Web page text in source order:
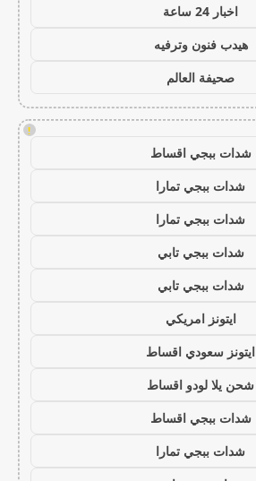
اخبار 24 ساعة
هيدب فنون وترفيه
صحيفة العالم
!
شدات ببجي اقساط
شدات ببجي تمارا
شدات ببجي تمارا
شدات ببجي تابي
شدات ببجي تابي
ايتونز امريكي
ايتونز سعودي اقساط
شحن يلا لودو اقساط
شدات ببجي اقساط
شدات ببجي تمارا